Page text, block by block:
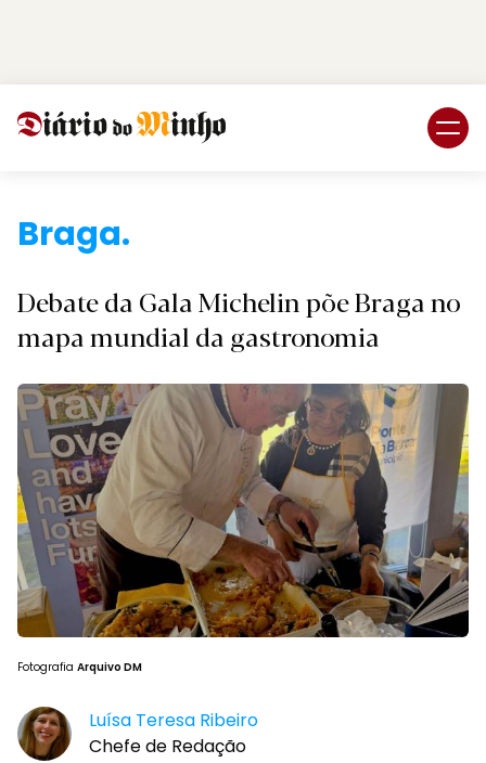
Brag
Debate da Gala Michelin põe Braga no
mapa mundial da gastronomia
Fotografia Arquivo DM
Luísa Teresa Ribeiro
Chefe de Redação